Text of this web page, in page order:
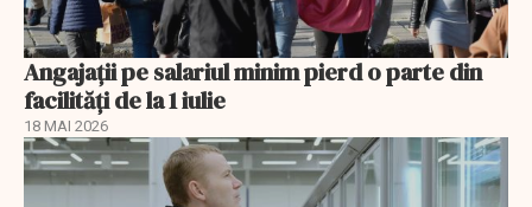
Angajații pe salariul minim pierd o parte din
facilități de la 1 iulie
18 MAI 2026